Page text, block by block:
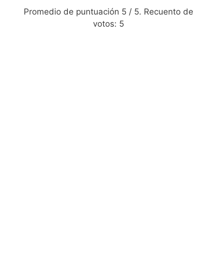
Promedio de puntuación 5 / 5. Recuento de
votos: 5